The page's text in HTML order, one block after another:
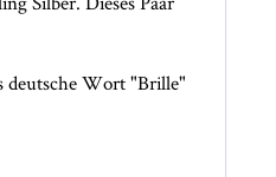
deutsche Wort "Brille"